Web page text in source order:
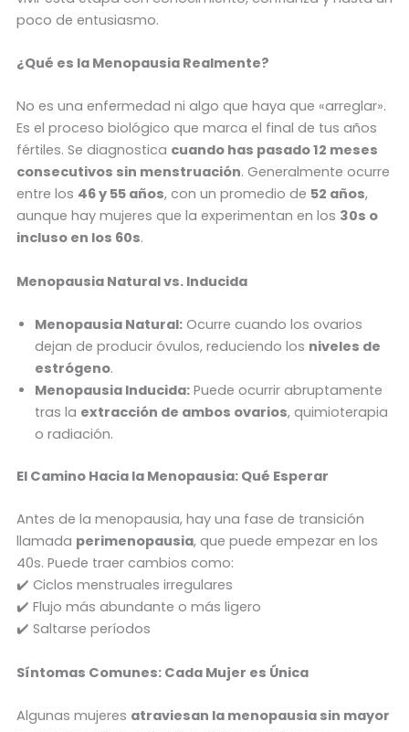
poco de entusiasmo.
¿Qué es la Menopausia Realmente?
No es una enfermedad ni algo que haya que «arreglar».
Es el proceso biológico que marca el final de tus años
fértiles. Se diagnostica cuando has pasado 12 meses
consecutivos sin menstruación. Generalmente ocurre
entre los 46 y 55 años, con un promedio de 52 años,
aunque hay mujeres que la experimentan en los 30s o
incluso en los 60s.
Menopausia Natural vs. Inducida
Menopausia Natural:Ocurre cuando los ovarios
dejan de producir óvulos, reduciendo los niveles de
estrógeno.
Menopausia Inducida:Puede ocurrir abruptamente
tras la extracción de ambos ovarios, quimioterapia
o radiación.
El Camino Hacia la Menopausia: Qué Esperar
Antes de la menopausia, hay una fase de transición
llamada perimenopausia, que puede empezar en los
40s. Puede traer cambios como:
✔️ Ciclos menstruales irregulares
✔️ Flujo más abundante o más ligero
✔️ Saltarse períodos
Síntomas Comunes: Cada Mujer es Única
Algunas mujeres atraviesan la menopausia sin mayor